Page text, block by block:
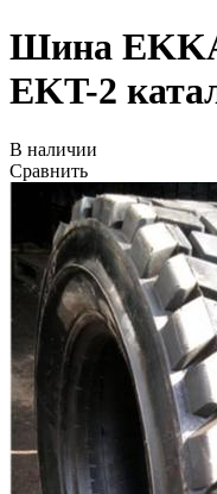
Шина
EKT-2
В наличии
Сравнить